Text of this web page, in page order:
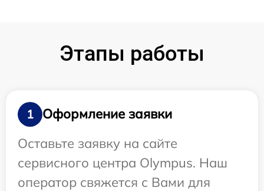
Этапы работы
1
Оформление заявки
Оставьте заявку на сайте
сервисного центра Olympus. Наш
оператор свяжется с Вами для